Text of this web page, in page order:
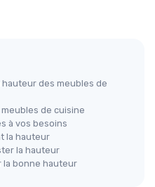
des meubles de
de cuisine
à vos besoins
la hauteur
la hauteur
la bonne hauteur